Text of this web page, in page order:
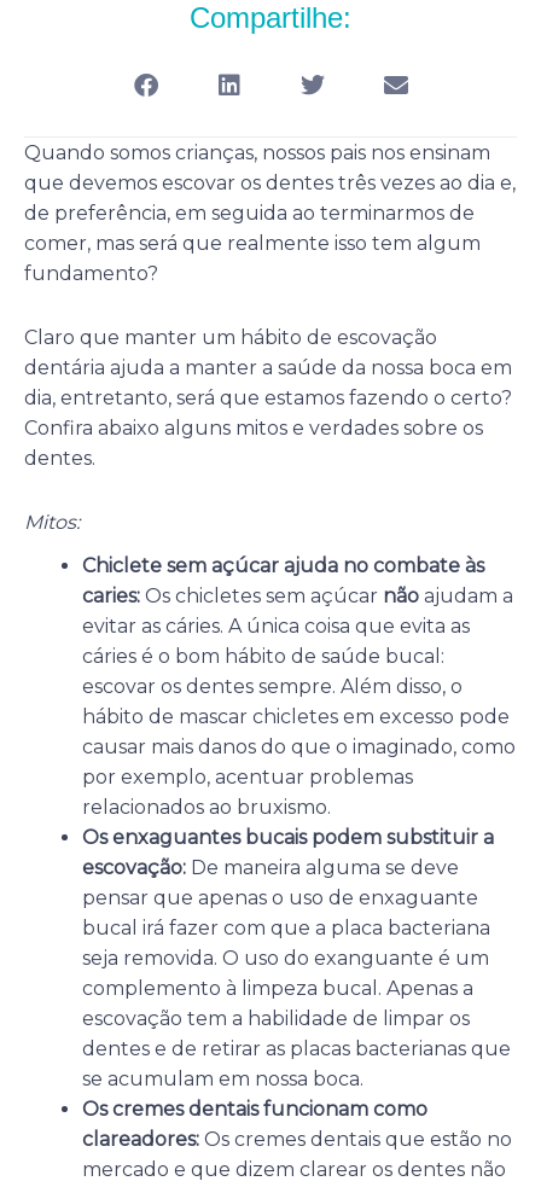
Compartilhe:
Quando somos crianças, nossos pais nos ensinam
que devemos escovar os dentes três vezes ao dia e,
de preferência, em seguida ao terminarmos de
comer, mas será que realmente isso tem algum
fundamento?
Claro que manter um hábito de escovação
dentária ajuda a manter a saúde da nossa boca em
dia, entretanto, será que estamos fazendo o certo?
Confira abaixo alguns mitos e verdades sobre os
dentes.
Mitos:
Chiclete sem açúcar ajuda no combate às
caries: Os chicletes sem açúcar não ajudam a
evitar as cáries. A única coisa que evita as
cáries é o bom hábito de saúde bucal:
escovar os dentes sempre. Além disso, o
hábito de mascar chicletes em excesso pode
causar mais danos do que o imaginado, como
por exemplo, acentuar problemas
relacionados ao bruxismo.
Os enxaguantes bucais podem substituir a
escovação: De maneira alguma se deve
pensar que apenas o uso de enxaguante
bucal irá fazer com que a placa bacteriana
seja removida. O uso do exanguante é um
complemento à limpeza bucal. Apenas a
escovação tem a habilidade de limpar os
dentes e de retirar as placas bacterianas que
se acumulam em nossa boca.
Os cremes dentais funcionam como
clareadores: Os cremes dentais que estão no
mercado e que dizem clarear os dentes não